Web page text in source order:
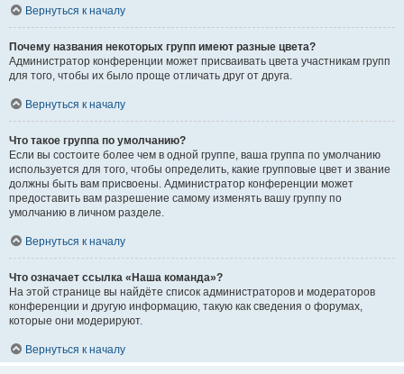
Вернуться к началу
Почему названия некоторых групп имеют разные цвета?
Администратор конференции может присваивать цвета участникам групп
для того, чтобы их было проще отличать друг от друга.
Вернуться к началу
Что такое группа по умолчанию?
Если вы состоите более чем в одной группе, ваша группа по умолчанию
используется для того, чтобы определить, какие групповые цвет и звание
должны быть вам присвоены. Администратор конференции может
предоставить вам разрешение самому изменять вашу группу по
умолчанию в личном разделе.
Вернуться к началу
Что означает ссылка «Наша команда»?
На этой странице вы найдёте список администраторов и модераторов
конференции и другую информацию, такую как сведения о форумах,
которые они модерируют.
Вернуться к началу